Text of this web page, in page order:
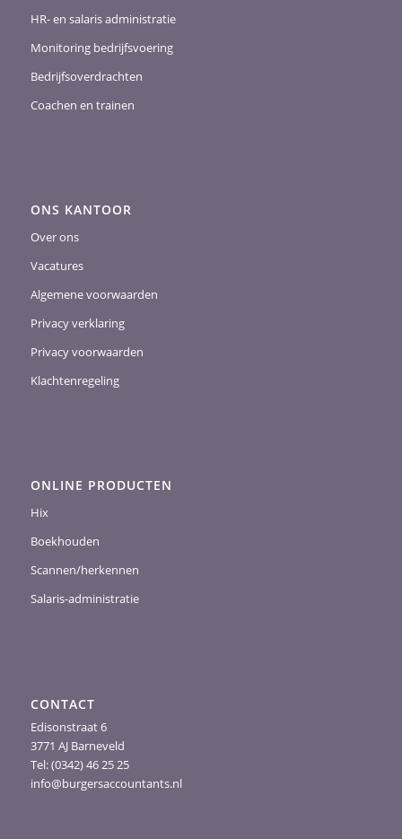
HR- en salaris administratie
Monitoring bedrijfsvoering
Bedrijfsoverdrachten
Coachen en trainen
ONS KANTOOR
Over ons
Vacatures
Algemene voorwaarden
Privacy verklaring
Privacy voorwaarden
Klachtenregeling
ONLINE PRODUCTEN
Hix
Boekhouden
Scannen/herkennen
Salaris-administratie
CONTACT
Edisonstraat 6
3771 AJ Barneveld
Tel: (0342) 46 25 25
info@burgersaccountants.nl